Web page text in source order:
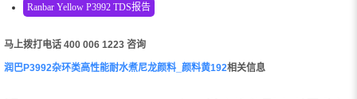
Ranbar Yellow P3992 TDS报告
马上拨打电话 400 006 1223 咨询
润巴P3992杂环类高性能耐水煮尼龙颜料_颜料黄192相关信息